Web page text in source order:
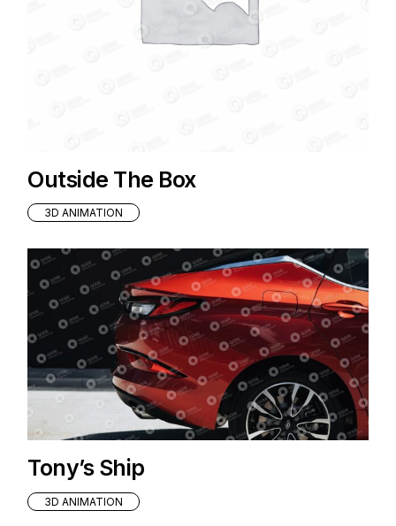
Outside The Box
3D ANIMATION
Tony’s Ship
3D ANIMATION